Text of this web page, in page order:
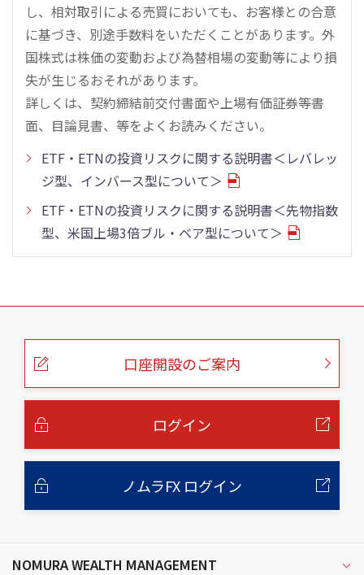
し、相対取引による売買においても、お客様との合意
に基づき、別途手数料をいただくことがあります。外
国株式は株価の変動および為替相場の変動等により損
失が生じるおそれがあります。
詳しくは、契約締結前交付書面や上場有価証券等書
面、目論見書、等をよくお読みください。
ETF・ETNの投資リスクに関する説明書＜レバレッ
ジ型、インバース型について＞
ETF・ETNの投資リスクに関する説明書＜先物指数
型、米国上場3倍ブル・ベア型について＞
こ
口座開設のご案内
ログイン
ノムラFX ログイン
NOMURA WEALTH MANAGEMENT